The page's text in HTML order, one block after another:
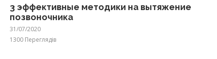
3 эффективные методики на вытяжение
позвоночника
31/07/2020
1300 Переглядів